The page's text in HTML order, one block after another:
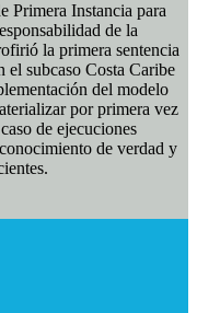
Primera Instancia para
de la
la primera sentencia
el subcaso Costa Caribe
del modelo
por primera vez
de ejecuciones
de verdad y